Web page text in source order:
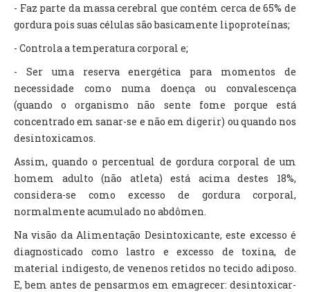
- Faz parte da massa cerebral que contém cerca de 65% de
gordura pois suas células são basicamente lipoproteínas;
- Controla a temperatura corporal e;
- Ser uma reserva energética para momentos de
necessidade como numa doença ou convalescença
(quando o organismo não sente fome porque está
concentrado em sanar-se e não em digerir) ou quando nos
desintoxicamos.
Assim, quando o percentual de gordura corporal de um
homem adulto (não atleta) está acima destes 18%,
considera-se como excesso de gordura corporal,
normalmente acumulado no abdômen.
Na visão da Alimentação Desintoxicante, este excesso é
diagnosticado como lastro e excesso de toxina, de
material indigesto, de venenos retidos no tecido adiposo.
E, bem antes de pensarmos em emagrecer: desintoxicar-